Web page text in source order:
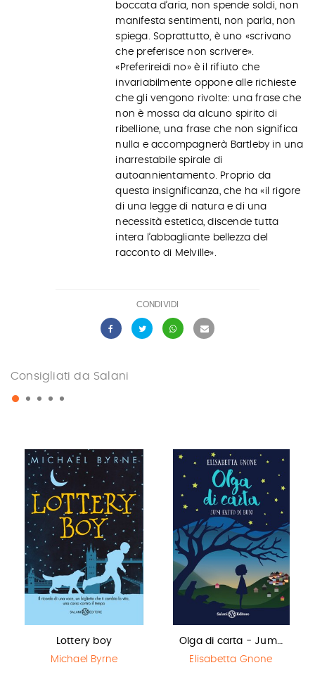
boccata d’aria, non spende soldi, non
manifesta sentimenti, non parla, non
spiega. Soprattutto, è uno «scrivano
che preferisce non scrivere».
«Preferireidi no» è il rifiuto che
invariabilmente oppone alle richieste
che gli vengono rivolte: una frase che
non è mossa da alcuno spirito di
ribellione, una frase che non significa
nulla e accompagnerà Bartleby in una
inarrestabile spirale di
autoannientamento. Proprio da
questa insignificanza, che ha «il rigore
di una legge di natura e di una
necessità estetica, discende tutta
intera l’abbagliante bellezza del
racconto di Melville».
CONDIVIDI
Consigliati da Salani
Lottery boy
Michael Byrne
Olga di carta - Jum…
Elisabetta Gnone